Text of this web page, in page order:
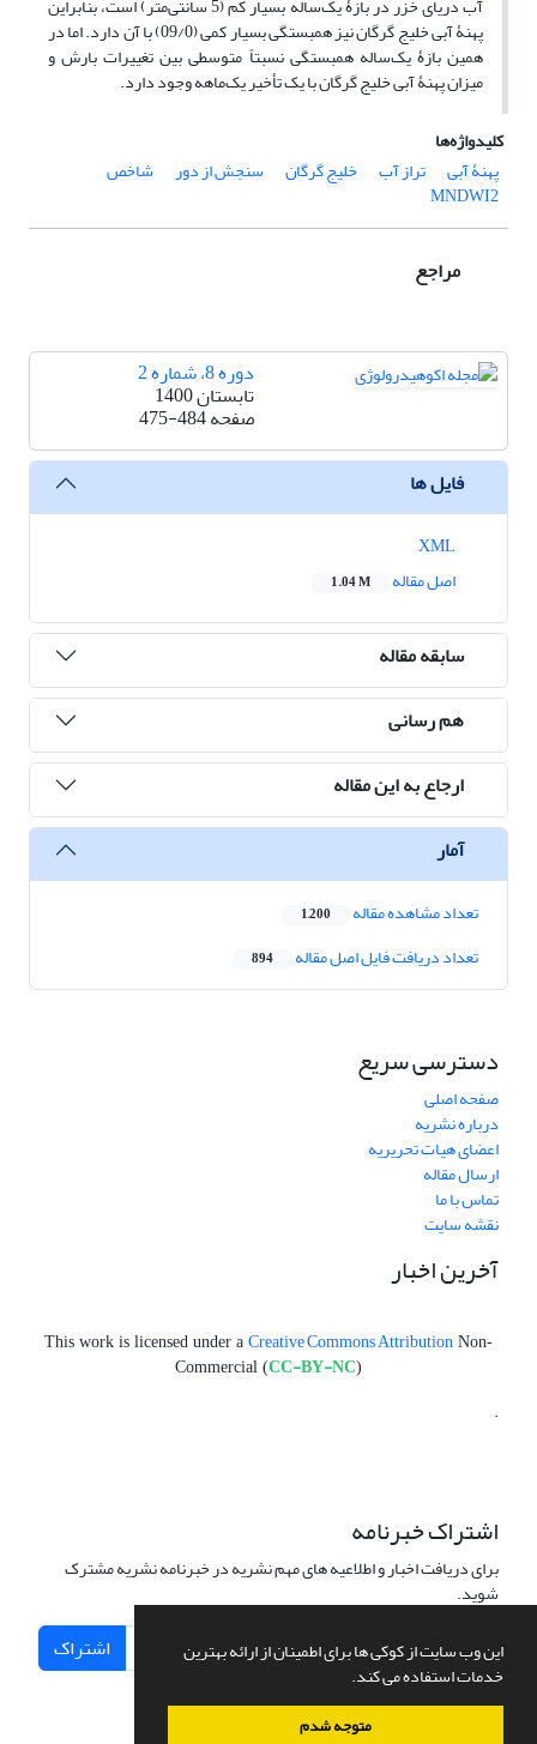
این وب سایت از کوکی ها برای اطمینان از ارائه بهترین
خدمات استفاده می کند.
متوجه شدم
آب دریای خزر در بازۀ یک‌ساله بسیار کم (5 سانتی‌متر) است، بنابراین
پهنۀ آبی خلیج گرگان نیز همبستگی بسیار کمی (09/0) با آن دارد. اما در
همین بازۀ یک‌ساله همبستگی نسبتاً متوسطی بین تغییرات بارش و
میزان پهنۀ آبی خلیج گرگان با یک تأخیر یک‌ماهه وجود دارد.
کلیدواژه‌ها
پهنۀ آبی‌
تراز آب خلیج گرگان سنجش از دور شاخص
MNDWI2
مراجع
دوره 8، شماره 2
تابستان 1400
صفحه475-484
فایل ها
اصل مقاله
1.04 M
سابقه مقاله
هم رسانی
ارجاع به این مقاله
آمار
تعداد مشاهده مقاله 1,200
تعداد دریافت فایل اصل مقاله 894
دسترسی سریع
صفحه اصلی
درباره نشریه
اعضای هیات تحریریه
ارسال مقاله
تماس با ما
نقشه سایت
آخرین اخبار
This work is licensed under a Creative Commons Attribution Non-
Commercial (CC-BY-NC)
.
اشتراک خبرنامه
برای دریافت اخبار و اطلاعیه های مهم نشریه در خبرنامه نشریه مشترک
شوید.
اشتراک